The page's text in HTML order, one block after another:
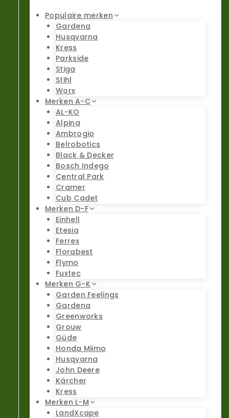
Populaire merken
Gardena
Husqvarna
Kress
Parkside
Stiga
Stihl
Worx
Merken A-C
AL-KO
Alpina
Ambrogio
Belrobotics
Black & Decker
Bosch Indego
Central Park
Cramer
Cub Cadet
Merken D-F
Einhell
Etesia
Ferrex
Florabest
Flymo
Fuxtec
Merken G-K
Garden Feelings
Gardena
Greenworks
Grouw
Güde
Honda Miimo
Husqvarna
John Deere
Kärcher
Kress
Merken L-M
LandXcape